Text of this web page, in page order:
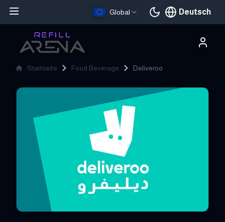
Global Deutsch
Aktuelle Sprache
Startseite Food Beverage Deliveroo